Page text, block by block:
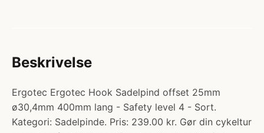
Beskrivelse
Ergotec Ergotec Hook Sadelpind offset 25mm
ø30,4mm 400mm lang - Safety level 4 - Sort.
Kategori: Sadelpinde. Pris: 239.00 kr. Gør din cykeltur